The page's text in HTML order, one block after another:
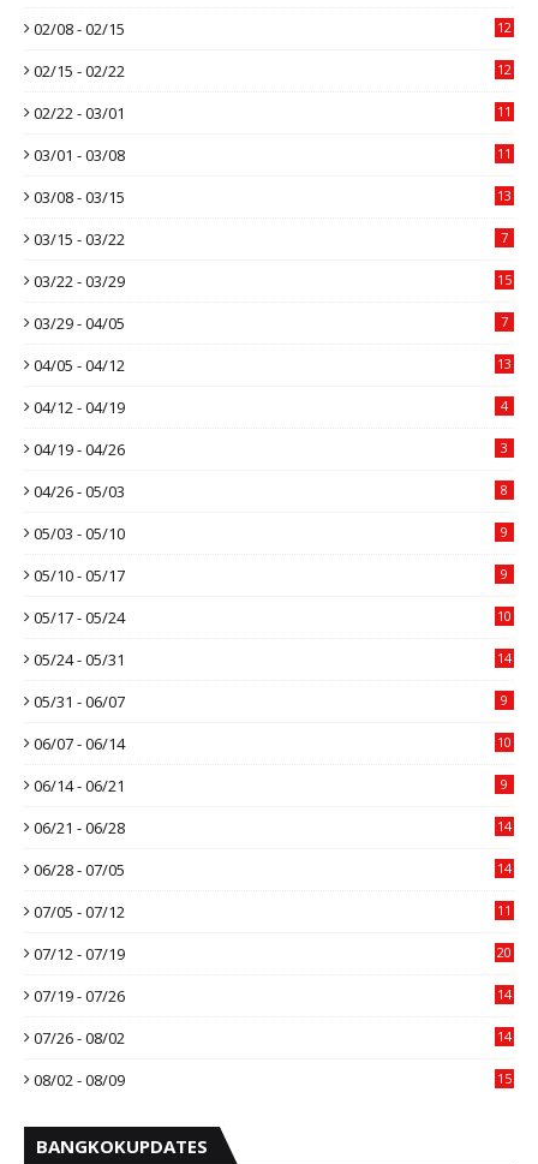
02/08 - 02/15 12
02/15 - 02/22 12
02/22 - 03/01 11
03/01 - 03/08 11
03/08 - 03/15 13
03/15 - 03/22 7
03/22 - 03/29 15
03/29 - 04/05 7
04/05 - 04/12 13
04/12 - 04/19 4
04/19 - 04/26 3
04/26 - 05/03 8
05/03 - 05/10 9
05/10 - 05/17 9
05/17 - 05/24 10
05/24 - 05/31 14
05/31 - 06/07 9
06/07 - 06/14 10
06/14 - 06/21 9
06/21 - 06/28 14
06/28 - 07/05 14
07/05 - 07/12 11
07/12 - 07/19 20
07/19 - 07/26 14
07/26 - 08/02 14
08/02 - 08/09 15
BANGKOKUPDATES